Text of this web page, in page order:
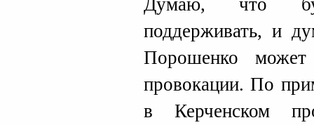
Думаю, что
поддерживать, и
Порошенко
провокации. По
в Керченском